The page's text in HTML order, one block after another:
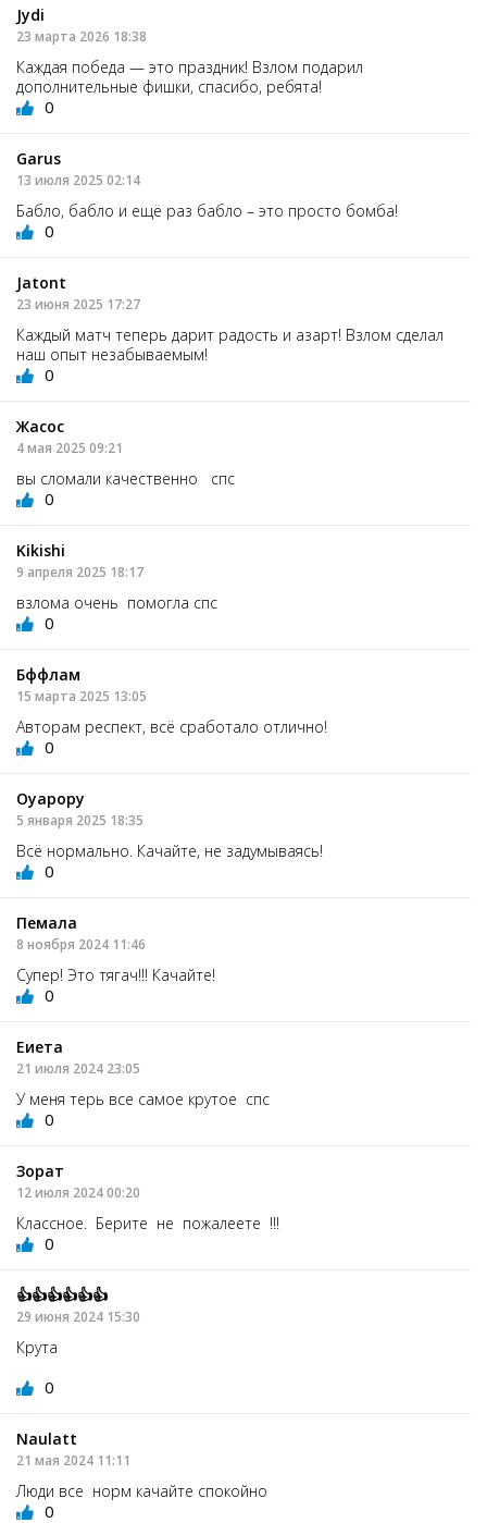
Jydi
23 марта 2026 18:38
Каждая победа — это праздник! Взлом подарил
дополнительные фишки, спасибо, ребята!
0
Garus
13 июля 2025 02:14
Бабло, бабло и ещё раз бабло – это просто бомба!
0
Jatont
23 июня 2025 17:27
Каждый матч теперь дарит радость и азарт! Взлом сделал
наш опыт незабываемым!
0
Жасос
4 мая 2025 09:21
вы сломали качественно спс
0
Kikishi
9 апреля 2025 18:17
взлома очень помогла спс
0
Бффлам
15 марта 2025 13:05
Авторам респект, всё сработало отлично!
0
Оуарору
5 января 2025 18:35
Всё нормально. Качайте, не задумываясь!
0
Пемала
8 ноября 2024 11:46
Супер! Это тягач!!! Качайте!
0
Еиета
21 июля 2024 23:05
У меня терь все самое крутое спс
0
Зорат
12 июля 2024 00:20
Классное. Берите не пожалеете !!!
0
👍👍👍👍👍👍
29 июня 2024 15:30
Крута
0
Naulatt
21 мая 2024 11:11
Люди все норм качайте спокойно
0